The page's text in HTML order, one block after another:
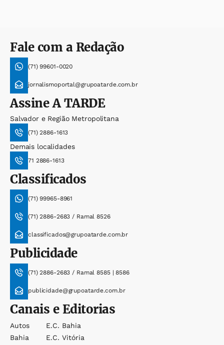
Fale com a Redação
(71) 99601-0020
jornalismoportal@grupoatarde.com.br
AssineA TARDE
Salvador e Região Metropolitana
(71) 2886-1613
Demais localidades
71 2886-1613
Classificados
(71) 99965-8961
(71) 2886-2683 / Ramal 8526
classificados@grupoatarde.com.br
Publicidade
(71) 2886-2683 / Ramal 8585 | 8586
publicidade@grupoatarde.com.br
Canais e Editorias
Autos
Bahia
E.c. Bahia
E.c. Vitória